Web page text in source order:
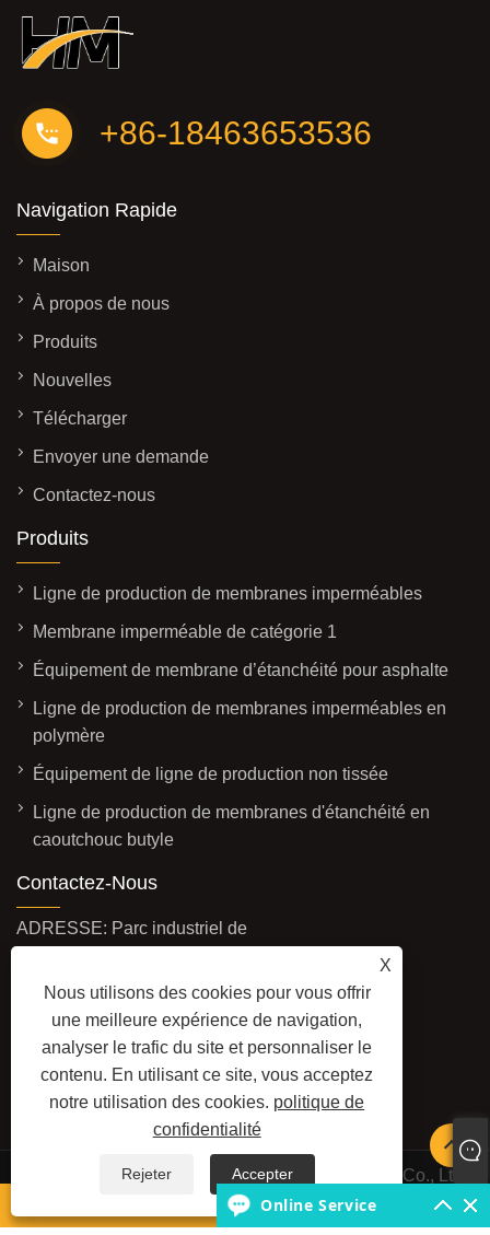
X
Nous utilisons des cookies pour vous offrir
une meilleure expérience de navigation,
analyser le trafic du site et personnaliser le
contenu. En utilisant ce site, vous acceptez
notre utilisation des cookies. politique de
confidentialité
Rejeter Accepter
+86-18463653536
Navigation Rapide
Maison
À propos de nous
Produits
Nouvelles
Télécharger
Envoyer une demande
Contactez-nous
Produits
Ligne de production de membranes imperméables
Membrane imperméable de catégorie 1
Équipement de membrane d’étanchéité pour asphalte
Ligne de production de membranes imperméables en
polymère
Équipement de ligne de production non tissée
Ligne de production de membranes d'étanchéité en
caoutchouc butyle
Contactez-Nous
ADRESSE: Parc industriel de
province du Shandong, Chine
E-MAIL:
haiming@haimingmachine.com
FAX: +86-18463653536
+86-18463653536
Copyright © 2025 Shouguang Haiming Machinery Co., Ltd.
E-mail
Online Service